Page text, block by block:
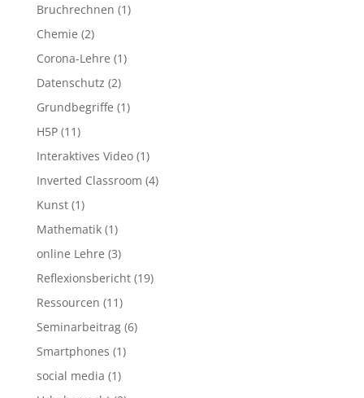
Bruchrechnen (1)
Chemie (2)
Corona-Lehre (1)
Datenschutz (2)
Grundbegriffe (1)
H5P(11)
Interaktives Video(1)
Inverted Classroom (4)
Kunst(1)
Mathematik(1)
online Lehre (3)
Reflexionsbericht(19)
Ressourcen (11)
Seminarbeitrag(6)
Smartphones (1)
social media (1)